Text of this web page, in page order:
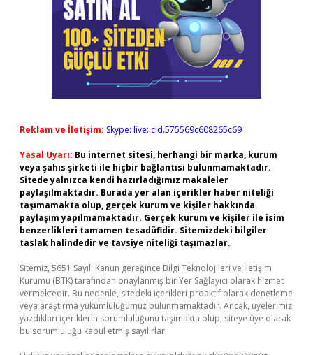
Reklam ve İletişim: Skype: live:.cid.575569c608265c69
Yasal Uyarı: Bu internet sitesi, herhangi bir marka, kurum
veya şahıs şirketi ile hiçbir bağlantısı bulunmamaktadır.
Sitede yalnızca kendi hazırladığımız makaleler
paylaşılmaktadır. Burada yer alan içerikler haber niteliği
taşımamakta olup, gerçek kurum ve kişiler hakkında
paylaşım yapılmamaktadır. Gerçek kurum ve kişiler ile isim
benzerlikleri tamamen tesadüfidir. Sitemizdeki bilgiler
taslak halindedir ve tavsiye niteliği taşımazlar.
Sitemiz, 5651 Sayılı Kanun gereğince Bilgi Teknolojileri ve İletişim
Kurumu (BTK) tarafından onaylanmış bir Yer Sağlayıcı olarak hizmet
vermektedir. Bu nedenle, sitedeki içerikleri proaktif olarak denetleme
veya araştırma yükümlülüğümüz bulunmamaktadır. Ancak, üyelerimiz
yazdıkları içeriklerin sorumluluğunu taşımakta olup, siteye üye olarak
bu sorumluluğu kabul etmiş sayılırlar.